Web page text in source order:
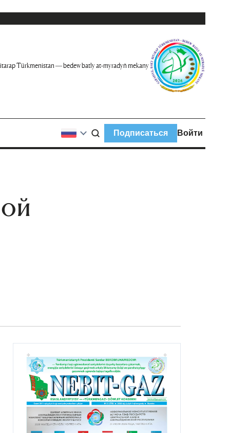
Türkmenistan — bedew batly at-myradyň mekany
Подписаться Войти